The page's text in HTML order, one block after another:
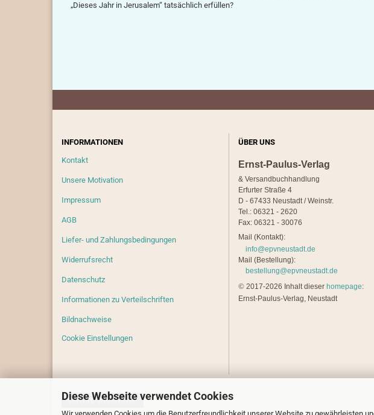
Diese Webseite verwendet Cookies
Wir verwenden Cookies um die Benutzerfreundlichkeit unserer Website zu gewährleisten
„Dieses Jahr in Jerusalem“ tatsächlich erfüllen?
INFORMATIONEN
Kontakt
Unsere Motivation
Impressum
AGB
Liefer- und Zahlungsbedingungen
Widerrufsrecht
Datenschutz
Informationen zu Verteilschriften
Bildnachweise
Cookie Einstellungen
ÜBER UNS
Ernst-Paulus-Verlag
& Versandbuchhandlung
Erfurter Straße 4
D - 67433 Neustadt / Weinstr.
Tel.: 06321 - 2620
Fax: 06321 - 30076
Mail (Kontakt):
info@epvneustadt.de
Mail (Bestellung):
bestellung@epvneustadt.de
© 2017-2026 Inhalt dieser homepage:
Ernst-Paulus-Verlag, Neustadt
Vertrag widerrufen